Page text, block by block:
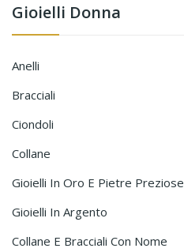
Gioielli Donna
Anelli
Bracciali
Ciondoli
Collane
Gioielli In Oro E Pietre Preziose
Gioielli In Argento
Collane E Bracciali Con Nome